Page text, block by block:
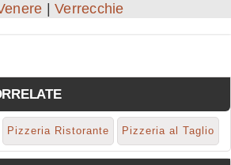
Verrecchie
Pizzeria Ristorante Pizzeria al Taglio